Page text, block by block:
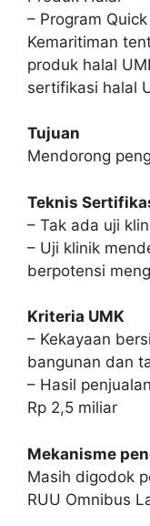
– Program
Kemaritiman
produk halal
sertifikasi halal
Tujuan
Mendorong
Teknis
– Tak ada uji
– Uji klinik
berpotensi
Kriteria UMK
– Kekayaan
bangunan dan
– Hasil
Rp 2,5 miliar
Mekanisme
Masih digodok
RUU Omnibus